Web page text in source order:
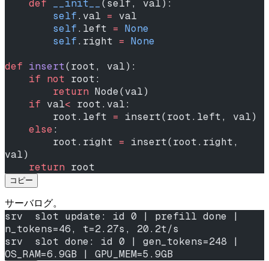
    def
__init__ (self, val):
        self
.val = val
        self
.left = None
        self
.right = None
def insert(root, val):
    if
not root:
        return
Node(val)
    if
val< root.val:
        root.left
= insert(root.left, val)
    else
:
        root.right
= insert(root.right,
val)
    return
root
コピー
サーバログ。
srv  slot update: id 0 | prefill done |
n_tokens=46, t=2.27s, 20.2t/s
srv  slot done: id 0 | gen_tokens=248 |
OS_RAM=6.9GB | GPU_MEM=5.9GB